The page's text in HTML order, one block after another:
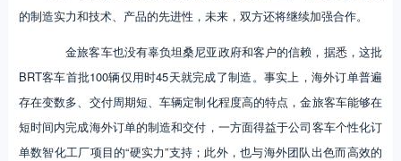
的制造实力和技术、产品的先进性，未来，双方还将继续加强合作。
金旅客车也没有辜负坦桑尼亚政府和客户的信赖，据悉，这批
BRT客车首批100辆仅用时45天就完成了制造。事实上，海外订单普遍
存在变数多、交付周期短、车辆定制化程度高的特点，金旅客车能够在
短时间内完成海外订单的制造和交付，一方面得益于公司客车个性化订
单数智化工厂项目的“硬实力”支持；此外，也与海外团队出色而高效的